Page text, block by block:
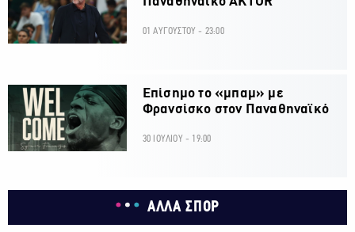
01 ΑΥΓΟΥΣΤΟΥ - 23:00
Επίσημο το «μπαμ» με
Φρανσίσκο στον Παναθηναϊκό
30 ΙΟΥΛΙΟΥ - 19:00
ΑΛΛΑ ΣΠΟΡ